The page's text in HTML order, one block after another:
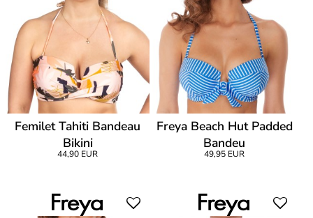
Femilet Tahiti Bandeau
Bikini
44,90 EUR
Freya Beach Hut Padded
Bandeu
49,95 EUR